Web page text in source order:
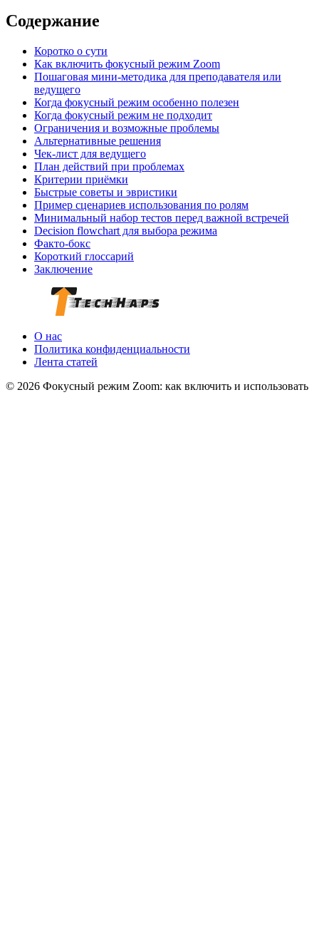
Содержание
Коротко о сути
Как включить фокусный режим Zoom
Пошаговая мини-методика для преподавателя или
ведущего
Когда фокусный режим особенно полезен
Когда фокусный режим не подходит
Ограничения и возможные проблемы
Альтернативные решения
Чек-лист для ведущего
План действий при проблемах
Критерии приёмки
Быстрые советы и эвристики
Пример сценариев использования по ролям
Минимальный набор тестов перед важной встречей
Decision flowchart для выбора режима
Факто-бокс
Короткий глоссарий
Заключение
О нас
Политика конфиденциальности
Лента статей
© 2026 Фокусный режим Zoom: как включить и использовать